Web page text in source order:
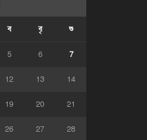
ব বৃ শু
5 6 7
12 13 14
19 20 21
26 27 28